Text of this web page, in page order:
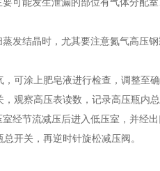
结晶时，尤其要注意氮气高压钢
涂上肥皂液进行检查，调整至
察高压表读数，记录高压瓶内
经节流减压后进入低压室，并经
关，再逆时针旋松减压阀。